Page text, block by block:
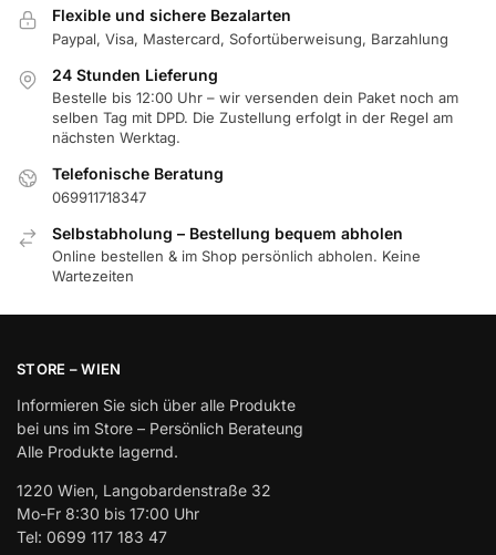
Flexible und sichere Bezalarten
Paypal, Visa, Mastercard, Sofortüberweisung, Barzahlung
24 Stunden Lieferung
Bestelle bis 12:00 Uhr – wir versenden dein Paket noch am
selben Tag mit DPD. Die Zustellung erfolgt in der Regel am
nächsten Werktag.
Telefonische Beratung
069911718347
Selbstabholung – Bestellung bequem abholen
Online bestellen & im Shop persönlich abholen. Keine
Wartezeiten
STORE – WIEN
Informieren Sie sich über alle Produkte
bei uns im Store – Persönlich Berateung
Alle Produkte lagernd.
1220 Wien, Langobardenstraße 32
Mo-Fr 8:30 bis 17:00 Uhr
Tel: 0699 117 183 47